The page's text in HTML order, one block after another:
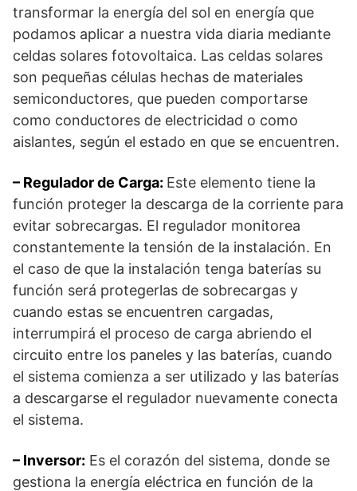
transformar la energía del sol en energía que
podamos aplicar a nuestra vida diaria mediante
celdas solares fotovoltaica. Las celdas solares
son pequeñas células hechas de materiales
semiconductores, que pueden comportarse
como conductores de electricidad o como
aislantes, según el estado en que se encuentren.
– Regulador de Carga: Este elemento tiene la
función proteger la descarga de la corriente para
evitar sobrecargas. El regulador monitorea
constantemente la tensión de la instalación. En
el caso de que la instalación tenga baterías su
función será protegerlas de sobrecargas y
cuando estas se encuentren cargadas,
interrumpirá el proceso de carga abriendo el
circuito entre los paneles y las baterías, cuando
el sistema comienza a ser utilizado y las baterías
a descargarse el regulador nuevamente conecta
el sistema.
– Inversor: Es el corazón del sistema, donde se
gestiona la energía eléctrica en función de la